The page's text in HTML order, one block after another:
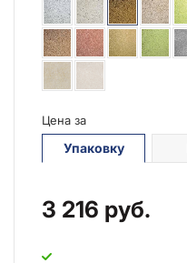
Цена за
Упаковку
3 216 руб.